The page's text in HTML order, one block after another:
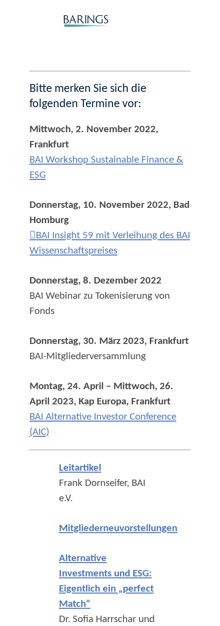
Bitte merken Sie sich die
folgenden Termine vor:
Mittwoch, 2. November 2022,
Frankfurt
BAI Workshop Sustainable Finance &
ESG
Donnerstag, 10. November 2022, Bad
Homburg
BAI Insight 59 mit Verleihung des BAI
Wissenschaftspreises
Donnerstag, 8. Dezember 2022
BAI Webinar zu Tokenisierung von
Fonds
Donnerstag, 30. März 2023, Frankfurt
BAI-Mitgliederversammlung
Montag, 24. April – Mittwoch, 26.
April 2023, Kap Europa, Frankfurt
BAI Alternative Investor Conference
(AIC)
Leitartikel
Frank Dornseifer, BAI
e.V.
Mitgliederneuvorstellungen
Alternative
Investments und ESG:
Eigentlich ein „perfect
Match“
Dr. Sofia Harrschar und